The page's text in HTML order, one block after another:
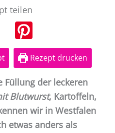
teilen
Rezept drucken
Füllung der leckeren
Blutwurst, Kartoffeln,
wir in Westfalen
etwas anders als